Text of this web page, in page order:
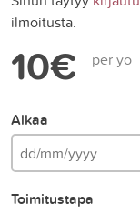
ilmoitusta.
10€ per yö
Alkaa
Toimitustapa